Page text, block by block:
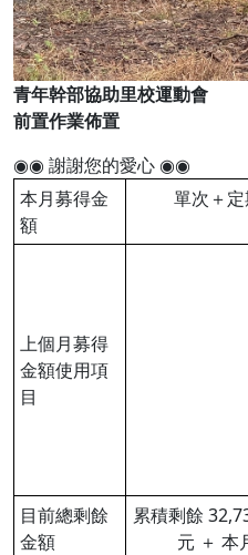
青年幹部協助里校運動會
前置作業佈置
◉◉ 謝謝您的愛心 ◉◉
本月募得金
額
單次＋
上個月募得
金額使用項
目
目前總剩餘
金額
累積剩餘
元 ＋ 本